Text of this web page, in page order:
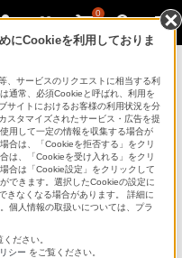
0
ー ウォークマ
NW-S740Kシリーズ
にCookieを利用しておりま
、サービスのリクエストに相当する利
通常、必須Cookieと呼ばれ、利用を
サイトにおけるお客様の利用状況を分
スタマイズされたサービス・広告を提
用して一定の情報を収集する場合が
合は、「Cookieを拒否する」をクリ
は、「Cookieを受け入れる」をクリ
合は「Cookie設定」をクリックして
できます。選択したCookieの設定に
きなくなる場合があります。 詳細に
個人情報の取扱いについては、プラ
ください。
シー をご覧ください。